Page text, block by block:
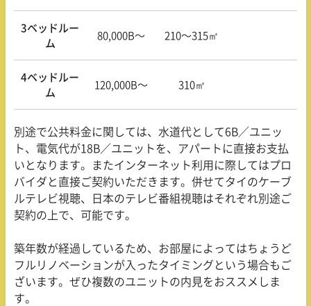
3ベッドルー
ム
80,000B〜 210〜315㎡
4ベッドルー
ム
120,000B〜 310㎡
別途で公共料金に関しては、水道代として6B／ユニッ
ト、電気代が18B／ユニットを、アパートに直接お支払
いとなります。またインターネット利用に際してはプロ
バイダと直接ご契約いただきます。併せてタイのケーブ
ルテレビ視聴、日本のテレビ番組視聴はそれぞれ別途ご
契約の上で、可能です。
築年数が経過しているため、お部屋によってはちょうど
フルリノベーションが入ったタイミングという場合もご
ざいます。ぜひ複数のユニットの内見をおススメしま
す。